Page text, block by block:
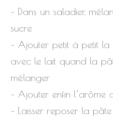
– Dans un saladier,
sucre
– Ajouter petit à petit la
avec le lait quand la
mélanger
– Ajouter enfin l’arôme
– Laisser reposer la